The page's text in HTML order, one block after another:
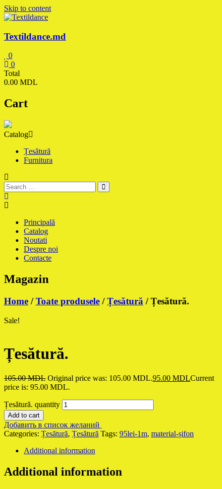
Skip to content
Textildance.md
0
0
Total
0.00 MDL
Cart
Catalog
Țesătură
Furnitura
Principală
Catalog
Noutati
Despre noi
Contacte
Magazin
Home /Toate produsele /Țesătură / Țesătură.
Sale!
Țesătură.
105.00MDL Original price was: 105.00 MDL.95.00 MDLCurrent
price is: 95.00 MDL.
Țesătură. quantity
Add to cart
Добавить в список желаний
Categories: Țesătură, Țesătură Tags: 95lei-1m, material-șifon
Additional information
Additional information